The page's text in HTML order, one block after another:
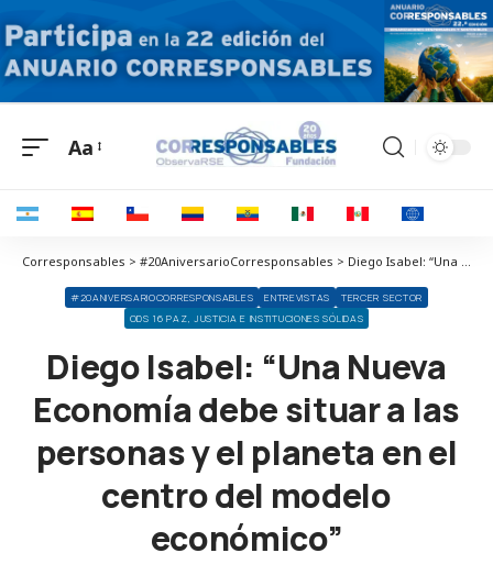
Aa
Corresponsables > #20AniversarioCorresponsables > Diego Isabel: “Una Nueva Economía debe situar a las personas y el planeta en el centro del modelo económico”
#20ANIVERSARIOCORRESPONSABLES ENTREVISTAS
TERCER SECTOR
ODS 16 PAZ, JUSTICIA E INSTITUCIONES SÓLIDAS
Diego Isabel: “Una Nueva
Economía debe situar a las
personas y el planeta en el
centro del modelo
económico”